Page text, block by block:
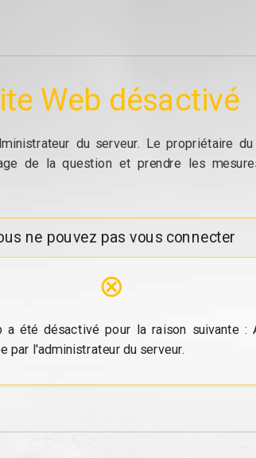
Web désactivé
du serveur. Le propriétaire
de la question et prendre les
ne pouvez pas vous connecter
⊗
a été désactivé pour la raison suivante :
par l'administrateur du serveur.